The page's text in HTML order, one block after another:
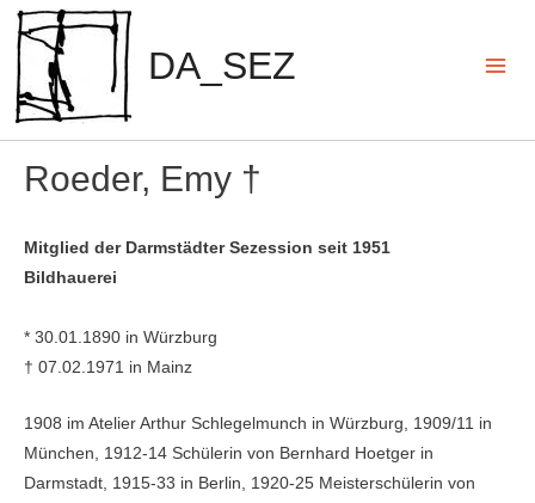
Zum
Inhalt
springen
DA_SEZ
Roeder, Emy †
Mitglied der Darmstädter Sezession seit 1951
Bildhauerei
* 30.01.1890 in Würzburg
† 07.02.1971 in Mainz
1908 im Atelier Arthur Schlegel­munch in Würzburg, 1909/11 in
München, 1912-14 Schülerin von Bernhard Hoetger in
Darmstadt, 1915-33 in Berlin, 1920-25 Meister­schülerin von